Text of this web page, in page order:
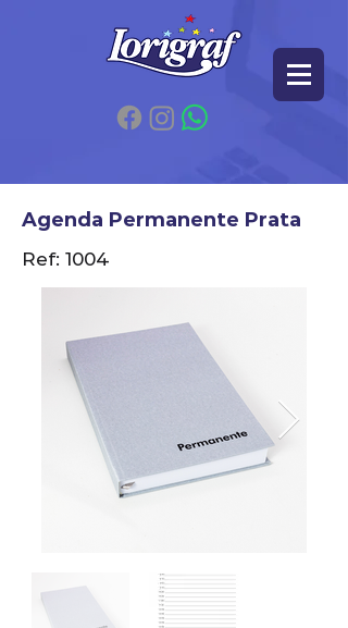
Agenda Permanente Prata
Ref: 1004